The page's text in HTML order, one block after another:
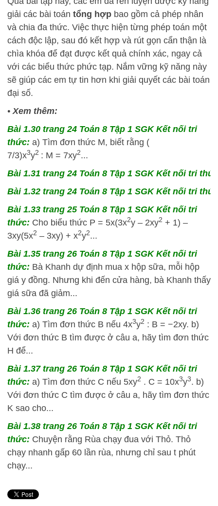
giải các bài toán tổng hợp bao gồm cả phép nhân
và chia đa thức. Việc thực hiện từng phép toán một
cách độc lập, sau đó kết hợp và rút gọn cẩn thận là
chìa khóa để đạt được kết quả chính xác, ngay cả
với các biểu thức phức tạp. Nắm vững kỹ năng này
sẽ giúp các em tự tin hơn khi giải quyết các bài toán
đại số.
• Xem thêm:
Bài 1.30 trang 24 Toán 8 Tập 1 SGK Kết nối tri
thức: a) Tìm đơn thức M, biết rằng (
7/3)x3y2 : M = 7xy2...
Bài 1.31 trang 24 Toán 8 Tập 1 SGK Kết nối tri
Bài 1.32 trang 24 Toán 8 Tập 1 SGK Kết nối tri
Bài 1.33 trang 25 Toán 8 Tập 1 SGK Kết nối tri
thức: Cho biểu thức P = 5x(3x2y – 2xy2 + 1) –
3xy(5x2 – 3xy) + x2y2...
Bài 1.35 trang 26 Toán 8 Tập 1 SGK Kết nối tri
thức: Bà Khanh dự định mua x hộp sữa, mỗi hộp
giá y đồng. Nhưng khi đến cửa hàng, bà Khanh thấy
giá sữa đã giảm...
Bài 1.36 trang 26 Toán 8 Tập 1 SGK Kết nối tri
thức: a) Tìm đơn thức B nếu 4x3y2 : B = −2xy. b)
Với đơn thức B tìm được ở câu a, hãy tìm đơn thức
H để...
Bài 1.37 trang 26 Toán 8 Tập 1 SGK Kết nối tri
thức: a) Tìm đơn thức C nếu 5xy2 . C = 10x3y3. b)
Với đơn thức C tìm được ở câu a, hãy tìm đơn thức
K sao cho...
Bài 1.38 trang 26 Toán 8 Tập 1 SGK Kết nối tri
thức: Chuyện rằng Rùa chạy đua với Thỏ. Thỏ
chạy nhanh gấp 60 lần rùa, nhưng chỉ sau t phút
chạy...